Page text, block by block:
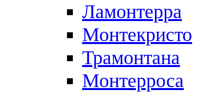
Ламонтерра
Монтекристо
Трамонтана
Монтерроса